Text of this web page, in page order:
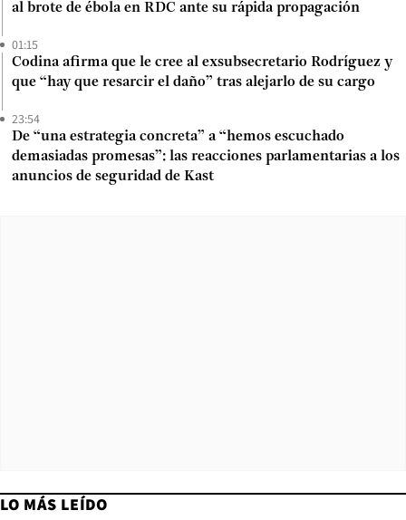
al brote de ébola en RDC ante su rápida propagación
01:15
Codina afirma que le cree al exsubsecretario Rodríguez y
que “hay que resarcir el daño” tras alejarlo de su cargo
23:54
De “una estrategia concreta” a “hemos escuchado
demasiadas promesas”: las reacciones parlamentarias a los
anuncios de seguridad de Kast
LO MÁS LEÍDO